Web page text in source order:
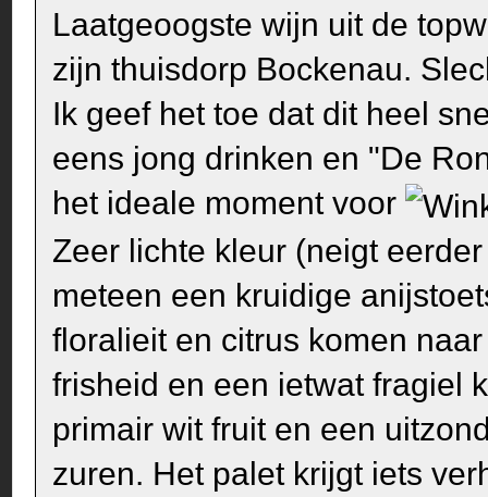
Laatgeoogste wijn uit de
zijn thuisdorp Bockenau.
Ik geef het toe dat dit heel
eens jong drinken en "De
het ideale moment voor
Zeer lichte kleur (neigt
meteen een kruidige
floralieit en citrus komen
frisheid en een ietwat fragiel
primair wit fruit en een
zuren. Het palet krijgt iets